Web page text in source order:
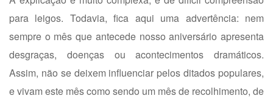
para leigos. Todavia, fica aqui uma advertência: nem
sempre o mês que antecede nosso aniversário apresenta
desgraças, doenças ou acontecimentos dramáticos.
Assim, não se deixem influenciar pelos ditados populares,
e vivam este mês como sendo um mês de recolhimento, de